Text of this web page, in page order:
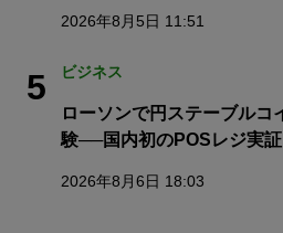
2026年8月5日 11:51
5 ビジネス
ローソンで円ステーブル
験──国内初のPOSレジ実証
2026年8月6日 18:03